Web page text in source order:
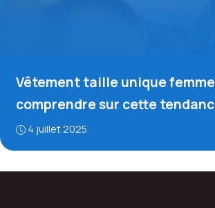
Vêtement taille unique
comprendre sur cette
4 juillet 2025